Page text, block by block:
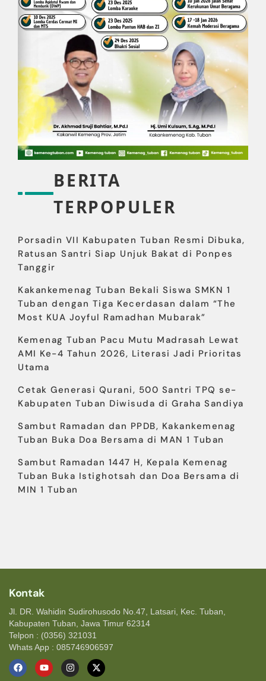
BERITA
TERPOPULER
Porsadin VII Kabupaten Tuban Resmi Dibuka,
Ratusan Santri Siap Unjuk Bakat di Ponpes
Tanggir
Kakankemenag Tuban Bekali Siswa SMKN 1
Tuban dengan Tiga Kecerdasan dalam “The
Most KUA Joyful Ramadhan Mubarak”
Kemenag Tuban Pacu Mutu Madrasah Lewat
AMI Ke-4 Tahun 2026, Literasi Jadi Prioritas
Utama
Cetak Generasi Qurani, 500 Santri TPQ se-
Kabupaten Tuban Diwisuda di Graha Sandiya
Sambut Ramadan dan PPDB, Kakankemenag
Tuban Buka Doa Bersama di MAN 1 Tuban
Sambut Ramadan 1447 H, Kepala Kemenag
Tuban Buka Istighotsah dan Doa Bersama di
MIN 1 Tuban
Kontak
Jl. DR. Wahidin Sudirohusodo No.47, Latsari, Kec. Tuban,
Kabupaten Tuban, Jawa Timur 62314
Telpon : (0356) 321031
Whats App : 085746906597